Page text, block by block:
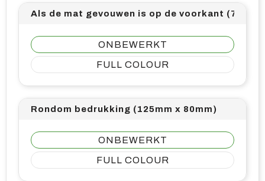
Als de mat gevouwen is op de voorkant (70mm
ONBEWERKT
FULL COLOUR
Rondom bedrukking (125mm x 80mm)
ONBEWERKT
FULL COLOUR